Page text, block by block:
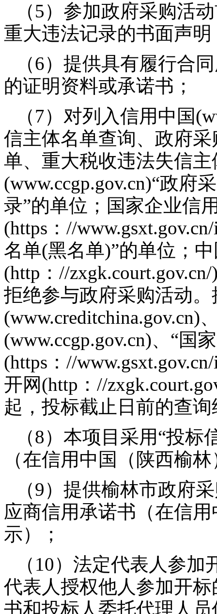
（5）参加政府采购活
重大违法记录的书面声明
（6）提供具有履行合
的证明资料或承诺书；
（7）对列入信用中国
信主体名单查询、政府
单、重大税收违法失信
(www.ccgp.gov.cn)“政府
录”的单位；国家企业信
(https：//
名单(黑名单)”的单位；
(http：//
拒绝参与政府采购活动
(www.creditchina.gov.cn)
(www.ccgp.gov.cn)、“国
(https：//
开网(http：//
起，投标截止日前的查
（8）本项目采用“投
（在信用中国（陕西榆
（9）提供榆林市政府
应商信用承诺书（在信
示）；
（10）法定代表人参
代表人授权他人参加开
书和投标人委托代理人